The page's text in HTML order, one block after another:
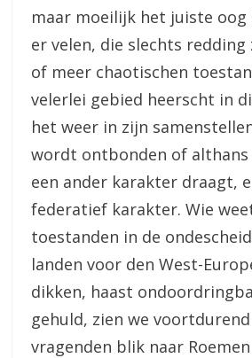
maar moeilijk het juiste oog
er velen, die slechts redding
of meer chaotischen
velerlei gebied heerscht in
het weer in zijn
wordt ontbonden of althans
een ander karakter draagt,
federatief karakter. Wie
toestanden in de
landen voor den West-
dikken, haast
gehuld, zien we
vragenden blik naar